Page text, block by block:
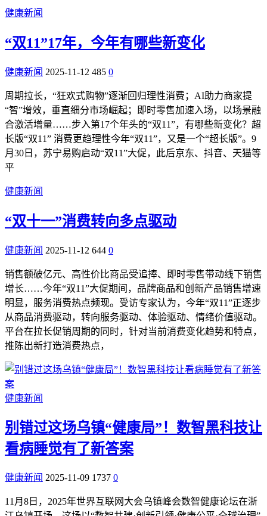
健康新闻
“双11”17年，今年有哪些新变化
健康新闻 2025-11-12 485 0
周期拉长，“狂欢式购物”逐渐回归理性消费；AI助力商家提
“智”增效，垂直细分市场崛起；即时零售加速入场，以场景融
合激活增量……步入第17个年头的“双11”，有哪些新变化？超
长版“双11” 消费更趋理性今年“双11”，又是一个“超长版”。9
月30日，苏宁易购启动“双11”大促，此后京东、抖音、天猫等
平
健康新闻
“双十一”消费转向多点驱动
健康新闻 2025-11-12 644 0
销售额破亿元、高性价比商品受追捧、即时零售带动线下销售
增长……今年“双11”大促期间，品牌商品和创新产品销售增速
明显，服务消费热点频现。受访专家认为，今年“双11”正逐步
从商品消费驱动，转向服务驱动、体验驱动、情绪价值驱动。
平台在拉长促销周期的同时，针对当前消费变化趋势和特点，
推陈出新打造消费热点，
健康新闻
别错过这场乌镇“健康局”！数智黑科技让
看病睡觉有了新答案
健康新闻 2025-11-09 1737 0
11月8日，2025年世界互联网大会乌镇峰会数智健康论坛在浙